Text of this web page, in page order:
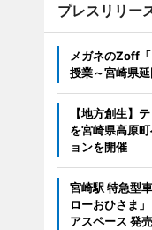
プレスリリー
メガネのZoff
授業～宮崎県
【地方創生】
を宮崎県高原
ョンを開催
宮崎駅 特急型
ローおひさま
アスペース 発